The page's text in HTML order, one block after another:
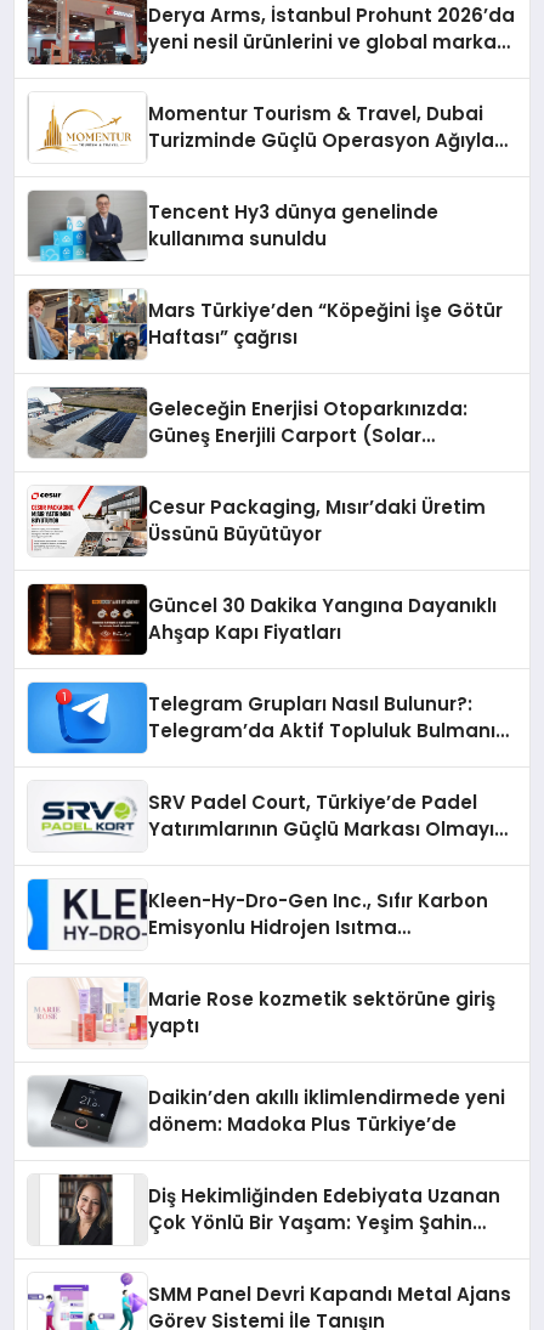
Derya Arms, İstanbul Prohunt 2026’da
yeni nesil ürünlerini ve global marka
Momentur Tourism & Travel, Dubai
Turizminde Güçlü Operasyon Ağıyla
Tencent Hy3 dünya genelinde
kullanıma sunuldu
Mars Türkiye’den “Köpeğini İşe Götür
Haftası” çağrısı
Geleceğin Enerjisi Otoparkınızda:
Güneş Enerjili Carport (Solar
Cesur Packaging, Mısır’daki Üretim
Üssünü Büyütüyor
Güncel 30 Dakika Yangına Dayanıklı
Ahşap Kapı Fiyatları
Telegram Grupları Nasıl Bulunur?:
Telegram’da Aktif Topluluk Bulmanın
SRV Padel Court, Türkiye’de Padel
Yatırımlarının Güçlü Markası Olmayı
Kleen-Hy-Dro-Gen Inc., Sıfır Karbon
Emisyonlu Hidrojen Isıtma
Marie Rose kozmetik sektörüne giriş
yaptı
Daikin’den akıllı iklimlendirmede yeni
dönem: Madoka Plus Türkiye’de
Diş Hekimliğinden Edebiyata Uzanan
Çok Yönlü Bir Yaşam: Yeşim Şahin
SMM Panel Devri Kapandı Metal Ajans
Görev Sistemi İle Tanışın